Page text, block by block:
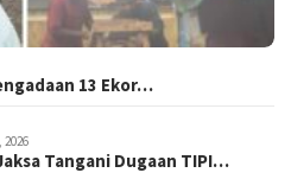
13 Ekor…
2026
Tangani Dugaan TIPI…